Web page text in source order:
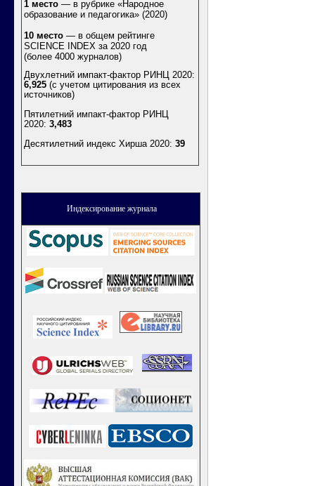
1 место — в рубрике «Народное
образование и педагогика» (2020)
10 место — в общем рейтинге
SCIENCE INDEX за 2020 год
(более 4000 журналов)
Двухлетний импакт-фактор РИНЦ 2020:
6,925 (с учетом цитирования из всех
источников)
Пятилетний импакт-фактор РИНЦ
2020: 3,483
Десятилетний индекс Хирша 2020: 39
Индексирование журнала